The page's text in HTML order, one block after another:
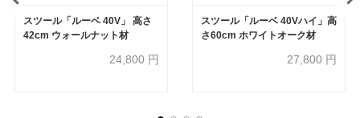
スツール「ルーベ 40V」 高さ
42cm ウォールナット材
24,800 円
スツール「ルーベ 40Vハイ」高
さ60cm ホワイトオーク材
27,800 円